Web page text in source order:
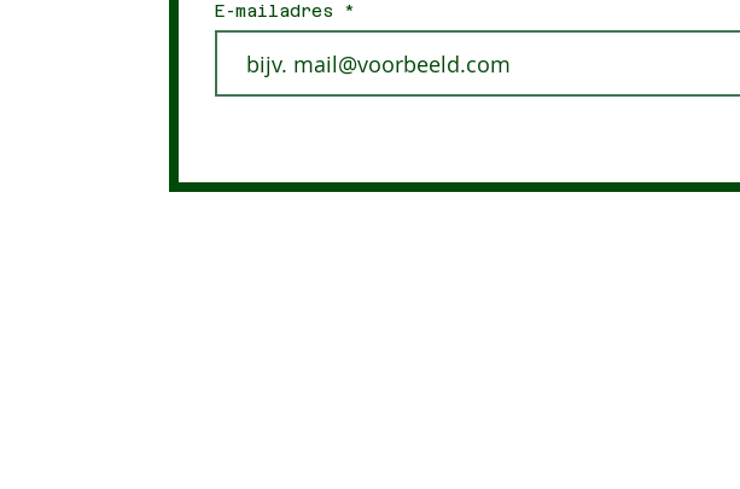
E-mailadres